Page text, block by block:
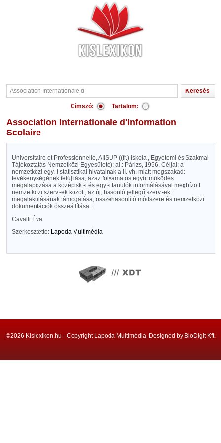
Címszó: Tartalom:
Association Internationale d'Information
Scolaire
Universitaire et Professionnelle, AIISUP ((fr.) Iskolai, Egyetemi és Szakmai
Tájékoztatás Nemzetközi Egyesülete): al.: Párizs, 1956. Céljai: a
nemzetközi egy.-i statisztikai hivatalnak a II. vh. miatt megszakadt
tevékenységének felújítása, azaz folyamatos együttműködés
megalapozása a középisk.-i és egy.-i tanulók informálásával megbízott
nemzetközi szerv.-ek között; az új, hasonló jellegű szerv.-ek
megalakulásának támogatása; összehasonlító módszere és nemzetközi
dokumentációk összeállítása. .
Cavalli Éva
Szerkesztette: Lapoda Multimédia
©2026 Kislexikon.hu - Copyright Lapoda Multimédia, Designed by BioDigit Kft.